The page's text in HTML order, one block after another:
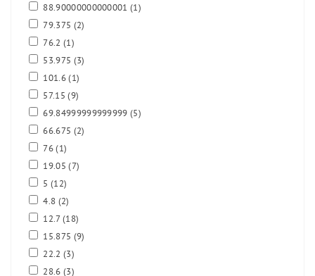
88.90000000000001(1)
79.375 (2)
76.2 (1)
53.975 (3)
101.6(1)
57.15(9)
69.84999999999999(5)
66.675 (2)
76(1)
19.05(7)
5 (12)
4.8 (2)
12.7(18)
15.875 (9)
22.2 (3)
28.6 (3)